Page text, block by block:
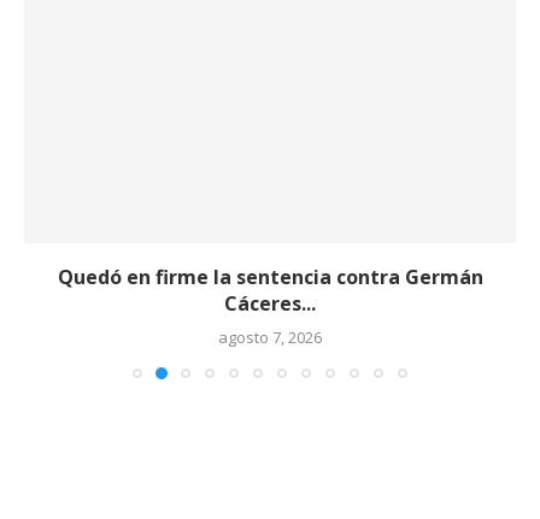
Quedó en firme la sentencia contra Germán
Cáceres...
agosto 7, 2026